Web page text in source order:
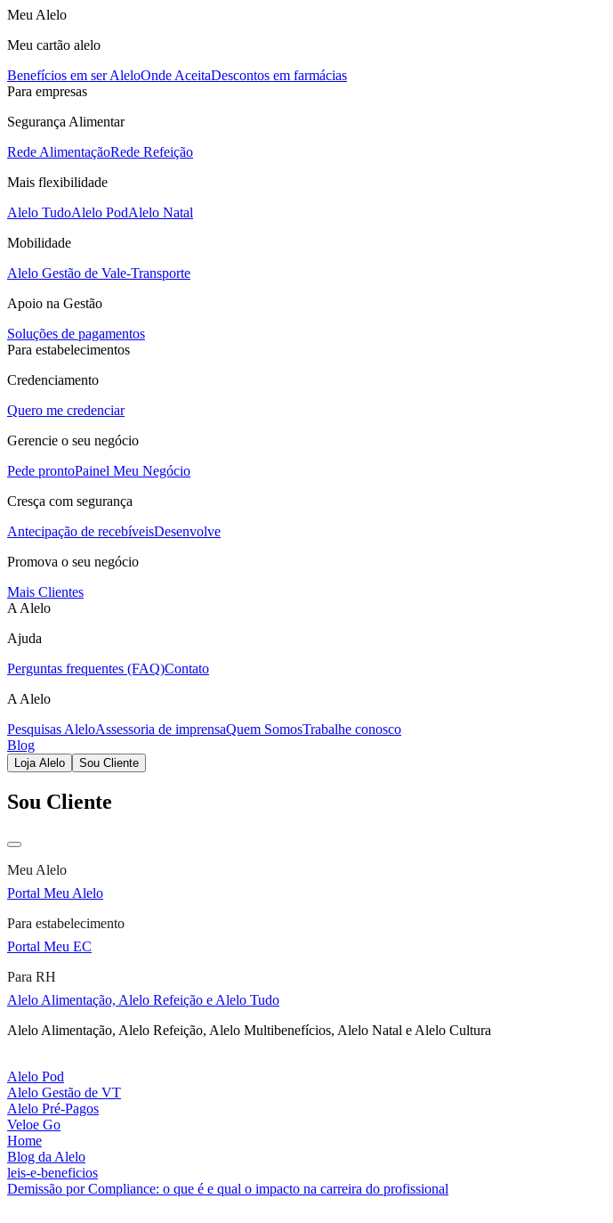
Meu Alelo
Meu cartão alelo
Benefícios em ser AleloOnde AceitaDescontos em farmácias
Para empresas
Segurança Alimentar
Rede AlimentaçãoRede Refeição
Mais flexibilidade
Alelo TudoAlelo PodAlelo Natal
Mobilidade
Alelo Gestão de Vale-Transporte
Apoio na Gestão
Soluções de pagamentos
Para estabelecimentos
Credenciamento
Quero me credenciar
Gerencie o seu negócio
Pede prontoPainel Meu Negócio
Cresça com segurança
Antecipação de recebíveisDesenvolve
Promova o seu negócio
Mais Clientes
A Alelo
Ajuda
Perguntas frequentes (FAQ)Contato
A Alelo
Pesquisas AleloAssessoria de imprensaQuem SomosTrabalhe conosco
Blog
Loja Alelo Sou Cliente
Sou Cliente
Meu Alelo
Portal Meu Alelo
Para estabelecimento
Portal Meu EC
Para RH
Alelo Alimentação, Alelo Refeição e Alelo Tudo
Alelo Alimentação, Alelo Refeição, Alelo Multibenefícios, Alelo Natal e Alelo Cultura
Alelo Pod
Alelo Gestão de VT
Alelo Pré-Pagos
Veloe Go
Home
Blog da Alelo
leis-e-beneficios
Demissão por Compliance: o que é e qual o impacto na carreira do profissional